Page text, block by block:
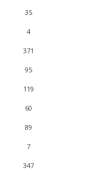
35
4
371
95
119
60
89
7
347